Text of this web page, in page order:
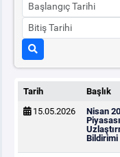
MALİ UZLAŞTIRMA
TEMİNAT
BÜLTENLER
Tarih Başlık
15.05.2026
Nisan
Piyasası
Bildirimi